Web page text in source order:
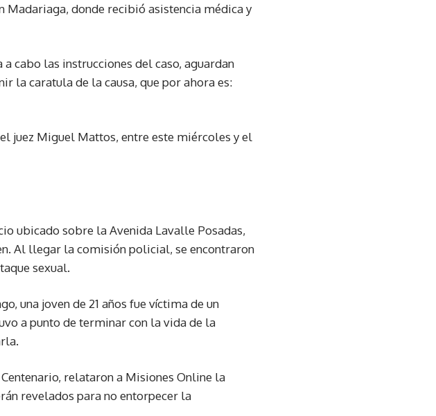
Madariaga, donde recibió asistencia médica y
cabo las instrucciones del caso, aguardan
la caratula de la causa, que por ahora es:
juez Miguel Mattos, entre este miércoles y el
ubicado sobre la Avenida Lavalle Posadas,
Al llegar la comisión policial, se encontraron
sexual.
una joven de 21 años fue víctima de un
a punto de terminar con la vida de la
relataron a Misiones Online la
revelados para no entorpecer la